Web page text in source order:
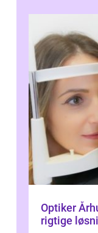
Optiker
rigtige